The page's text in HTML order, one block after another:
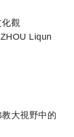
觀
Liqun
大視野中的